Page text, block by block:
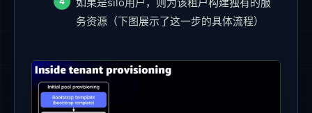
务资源（下图展示了这一步的具体流程）